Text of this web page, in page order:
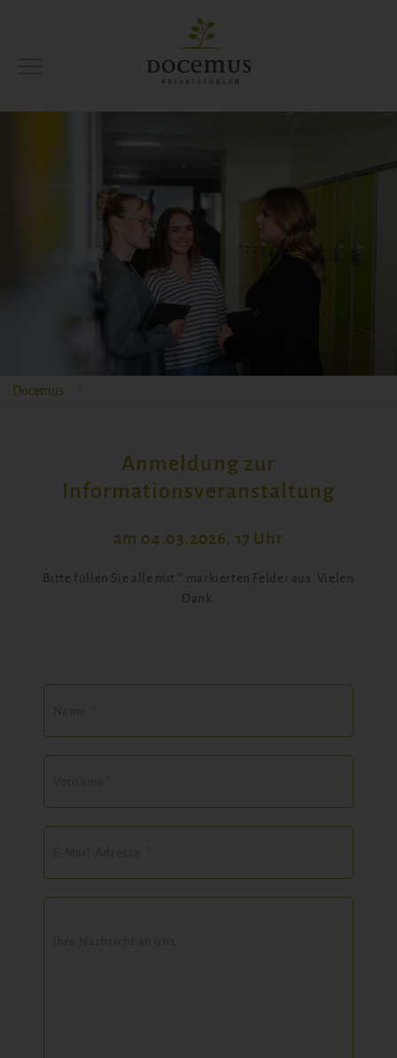
Docemus
Anmeldung zur
Informationsveranstaltung
am 04.03.2026, 17 Uhr
Bitte füllen Sie alle mit * markierten Felder aus. Vielen
Dank.